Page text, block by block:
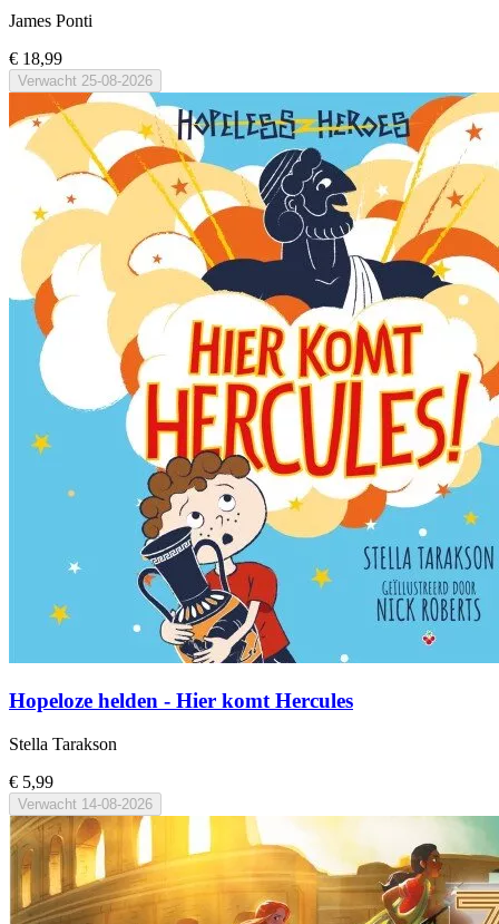
James Ponti
€ 18,99
Verwacht 25-08-2026
Hopeloze helden - Hier komt Hercules
Stella Tarakson
€ 5,99
Verwacht 14-08-2026